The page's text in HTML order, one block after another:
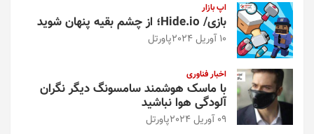
اپ بازار
بازی/ Hide.io؛ از چشم بقیه پنهان شوید
10 آوریل 2024 پاورتل
اخبار فناوری
با ماسک هوشمند سامسونگ دیگر نگران
آلودگی هوا نباشید
09 آوریل 2024 پاورتل